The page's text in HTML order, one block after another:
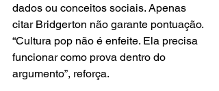
dados ou conceitos sociais. Apenas
citar Bridgerton não garante pontuação.
“Cultura pop não é enfeite. Ela precisa
funcionar como prova dentro do
argumento”, reforça.